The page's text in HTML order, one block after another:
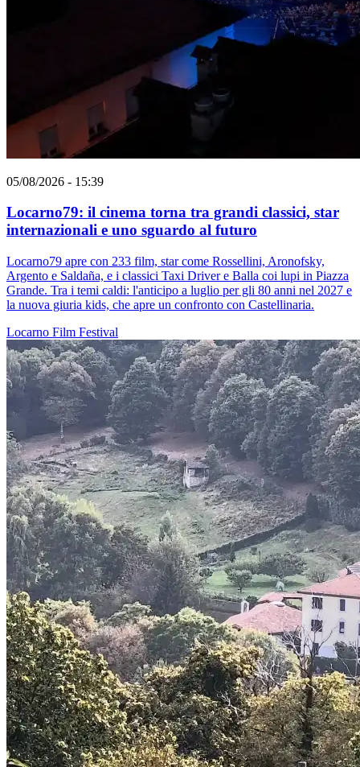
05/08/2026 - 15:39
Locarno79: il cinema torna tra grandi classici, star
internazionali e uno sguardo al futuro
Locarno79 apre con 233 film, star come Rossellini, Aronofsky,
Argento e Saldaña, e i classici Taxi Driver e Balla coi lupi in Piazza
Grande. Tra i temi caldi: l'anticipo a luglio per gli 80 anni nel 2027 e
la nuova giuria kids, che apre un confronto con Castellinaria.
Locarno Film Festival